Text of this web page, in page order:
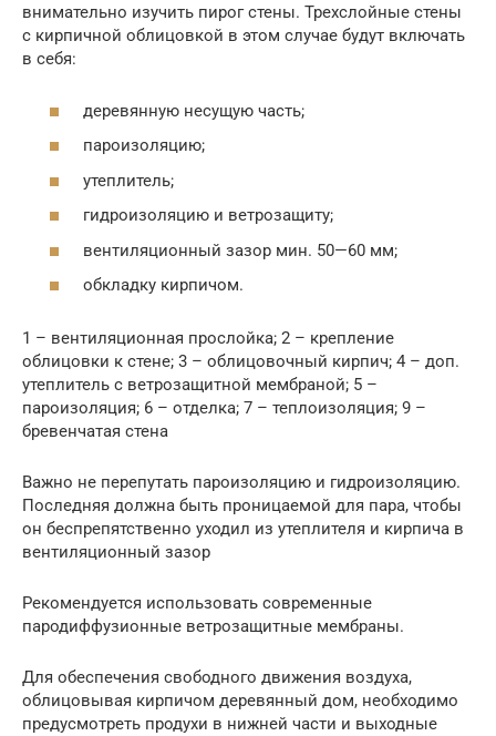
внимательно изучить пирог стены. Трехслойные стены
с кирпичной облицовкой в этом случае будут включать
в себя:
деревянную несущую часть;
пароизоляцию;
утеплитель;
гидроизоляцию и ветрозащиту;
вентиляционный зазор мин. 50—60 мм;
обкладку кирпичом.
1 – вентиляционная прослойка; 2 – крепление
облицовки к стене; 3 – облицовочный кирпич; 4 – доп.
утеплитель с ветрозащитной мембраной; 5 –
пароизоляция; 6 – отделка; 7 – теплоизоляция; 9 –
бревенчатая стена
Важно не перепутать пароизоляцию и гидроизоляцию.
Последняя должна быть проницаемой для пара, чтобы
он беспрепятственно уходил из утеплителя и кирпича в
вентиляционный зазор
Рекомендуется использовать современные
пародиффузионные ветрозащитные мембраны.
Для обеспечения свободного движения воздуха,
облицовывая кирпичом деревянный дом, необходимо
предусмотреть продухи в нижней части и выходные